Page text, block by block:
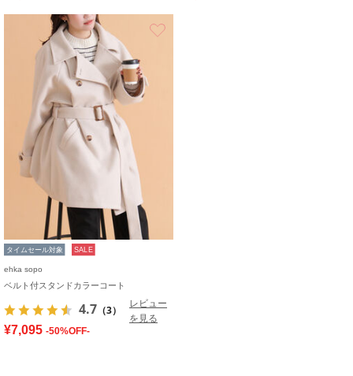
タイムセール対象 SALE
ehka sopo
ベルト付スタンドカラーコート
4.7 （3）
レビュー
を見る
¥7,095 -50%OFF-